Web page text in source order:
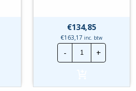
€134,85
€163,17 inc. btw
-
Eaton
xPole
MRB4
20A
+